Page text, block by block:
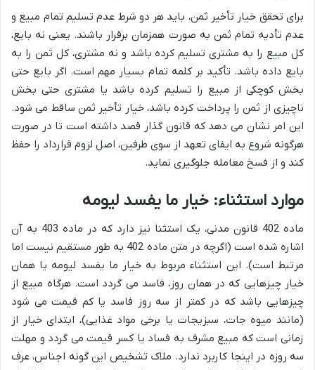
برای تحقق خیار تأخیر ثمن، باید هر دو شرط عدم تسلیم تمام مبیع و
عدم تأدیه تمام ثمن به صورت همزمان برقرار باشند. یعنی نه بایع،
کل مبیع را به مشتری تسلیم کرده باشد و نه مشتری، کل ثمن را به
بایع داده باشد. تأکید بر کلمه تمام بسیار مهم است. اگر بایع حتی
بخش کوچکی از مبیع را تسلیم کرده باشد یا مشتری حتی بخش
ناچیزی از ثمن را پرداخت کرده باشد، خیار تأخیر ثمن ساقط می شود.
این امر نشان می دهد که قانون گذار قصد داشته است تا در صورت
هرگونه شروع به ایفای تعهد از سوی طرفین، اصل لزوم قرارداد را حفظ
کند و از فسخ معامله جلوگیری نماید.
موارد استثناء: خیار ما یفسد لیومه
ماده 402 قانون مدنی، یک استثنا نیز دارد که در ماده 403 به آن
اشاره شده است (اگرچه در متن ماده 402 به طور مستقیم نیست اما
مرتبط است). این استثناء مربوط به خیار ما یفسد لیومه یا همان
خیار چیزهایی که در همان روز، فاسد می گردد است. هرگاه مبیع از
چیزهایی باشد که در کمتر از سه روز فاسد یا کم قیمت می شود
(مانند میوه جات، سبزیجات یا برخی مواد غذایی)، ابتدای خیار از
زمانی است که مبیع مشرف به فساد یا کسر قیمت می گردد و مهلت
سه روزه در اینجا کاربرد ندارد. ملاک تشخیص این گونه اجناس، عرف